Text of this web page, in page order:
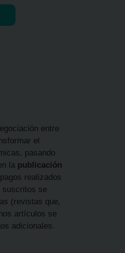
entre
el
pasando
la publicación
realizados
suscritos se
(revistas que,
artículos se
adicionales.